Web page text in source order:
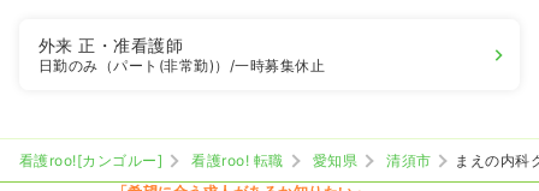
外来正・准看護師
日勤のみ（パート(非常勤)） /一時募集休止
看護roo![カンゴルー] 看護roo! 転職 愛知県 清須市
まえの内科